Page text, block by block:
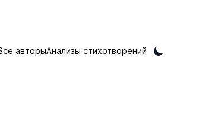
авторыАнализы стихотворений